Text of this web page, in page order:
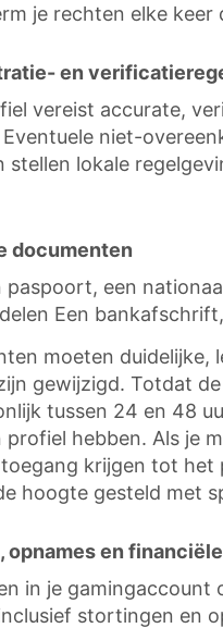
je rechten elke
en
vereist accurate,
niet-
stellen lokale
documenten
een
Een
moeten
gewijzigd. Totdat
tussen 24 en 48
profiel hebben. Als je
krijgen tot
hoogte gesteld met
opnames en
in je
stortingen en